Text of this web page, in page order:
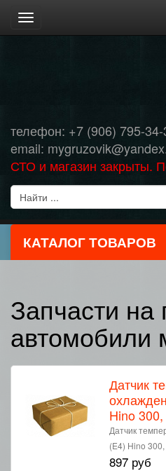
Toggle
navigation
телефон: +7 (906) 795-
email:
СТО и магазин закрыты.
КАТАЛОГ ТОВАРОВ
Запчасти на
автомобили
Датчик
Hino
Датчик
(E4) Hino
897 руб